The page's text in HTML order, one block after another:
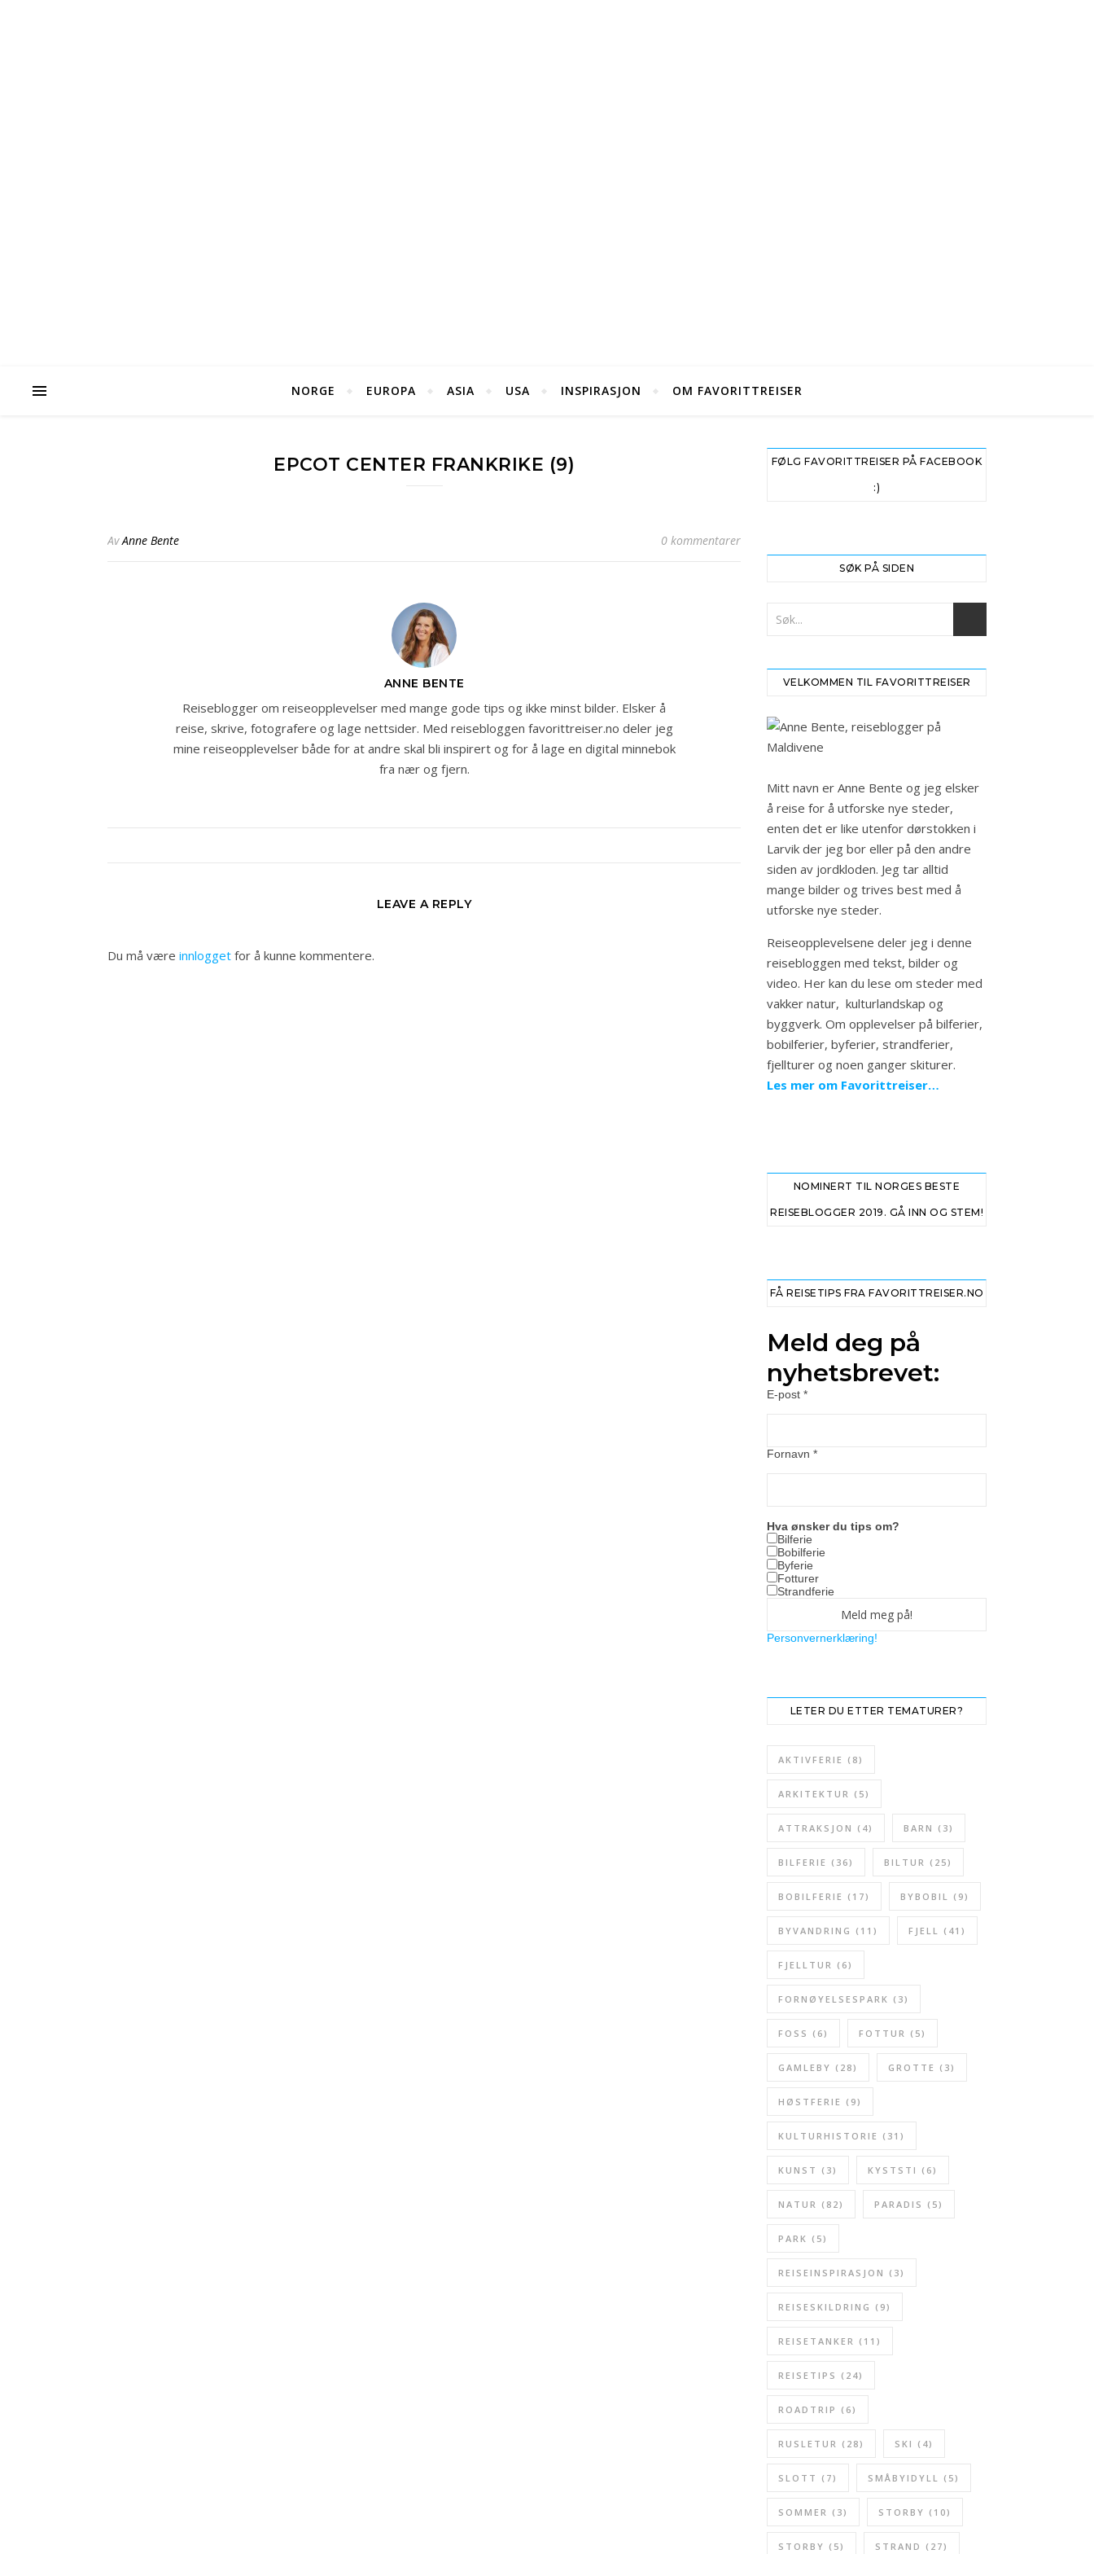
NORGE EUROPA ASIA USA INSPIRASJON OM FAVORITTREISER
EPCOT CENTER FRANKRIKE (9)
AvAnne Bente 0 kommentarer
ANNE BENTE
Reiseblogger om reiseopplevelser med mange gode tips og ikke minst bilder. Elsker å
reise, skrive, fotografere og lage nettsider. Med reisebloggen favorittreiser.no deler jeg
mine reiseopplevelser både for at andre skal bli inspirert og for å lage en digital minnebok
fra nær og fjern.
LEAVE A REPLY
Du må være innlogget for å kunne kommentere.
FØLG FAVORITTREISER PÅ FACEBOOK
:)
SØK PÅ SIDEN
VELKOMMEN TIL FAVORITTREISER
Mitt navn er Anne Bente og jeg elsker
å reise for å utforske nye steder,
enten det er like utenfor dørstokken i
Larvik der jeg bor eller på den andre
siden av jordkloden. Jeg tar alltid
mange bilder og trives best med å
utforske nye steder.
Reiseopplevelsene deler jeg i denne
reisebloggen med tekst, bilder og
video. Her kan du lese om steder med
vakker natur, kulturlandskap og
byggverk. Om opplevelser på bilferier,
bobilferier, byferier, strandferier,
fjellturer og noen ganger skiturer.
Les mer om Favorittreiser…
NOMINERT TIL NORGES BESTE
REISEBLOGGER 2019. GÅ INN OG STEM!
FÅ REISETIPS FRA FAVORITTREISER.NO
Meld deg på
nyhetsbrevet:
E-post *
Fornavn *
Hva ønsker du tips om?
Bilferie
Bobilferie
Byferie
Fotturer
Strandferie
Personvernerklæring!
LETER DU ETTER TEMATURER?
AKTIVFERIE (8)
ARKITEKTUR (5)
ATTRAKSJON (4) BARN (3)
BILFERIE (36) BILTUR (25)
BOBILFERIE (17) BYBOBIL (9)
BYVANDRING (11) FJELL (41)
FJELLTUR (6)
FORNØYELSESPARK (3)
FOSS (6) FOTTUR (5)
GAMLEBY (28) GROTTE (3)
HØSTFERIE (9)
KULTURHISTORIE (31)
KUNST (3) KYSTSTI (6)
NATUR (82) PARADIS (5)
PARK (5)
REISEINSPIRASJON (3)
REISESKILDRING (9)
REISETANKER (11)
REISETIPS (24)
ROADTRIP (6)
RUSLETUR (28) SKI (4)
SLOTT (7) SMÅBYIDYLL (5)
SOMMER (3) STORBY (10)
STORBY (5) STRAND (27)